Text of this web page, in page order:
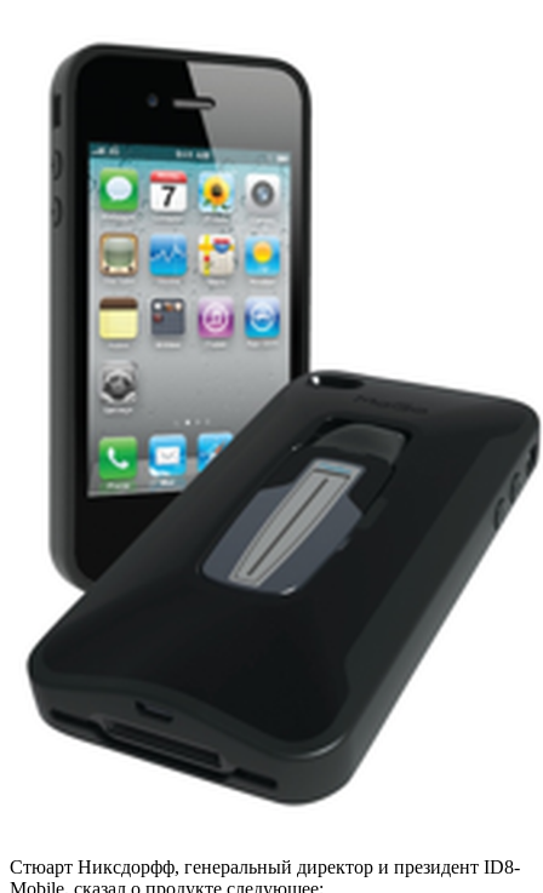
Стюарт Никсдорфф, генеральный директор и президент ID8-
Mobile, сказал о продукте следующее: